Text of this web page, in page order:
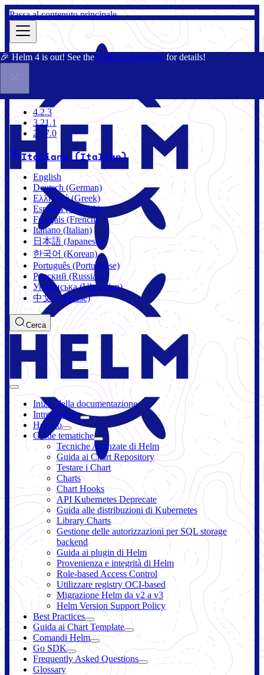
Passa al contenuto principale
🎉 Helm 4 is out! See the Helm 4 Overview for details!
3.21.1
4.2.3
3.21.1
2.17.0
Italiano (Italian)
English
Deutsch (German)
Ελληνικά (Greek)
Español (Spanish)
Français (French)
Italiano (Italian)
日本語 (Japanese)
한국어 (Korean)
Português (Portuguese)
Русский (Russian)
Українська (Ukrainian)
中文 (Chinese)
Cerca
Inizio della documentazione
Introduzione
How-to
Guide tematiche
Tecniche Avanzate di Helm
Guida ai Chart Repository
Testare i Chart
Charts
Chart Hooks
API Kubernetes Deprecate
Guida alle distribuzioni di Kubernetes
Library Charts
Gestione delle autorizzazioni per SQL storage
backend
Guida ai plugin di Helm
Provenienza e integrità di Helm
Role-based Access Control
Utilizzare registry OCI-based
Migrazione Helm da v2 a v3
Helm Version Support Policy
Best Practices
Guida ai Chart Template
Comandi Helm
Go SDK
Frequently Asked Questions
Glossary